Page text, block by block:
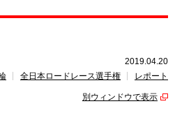
2019.04.20
全日本ロードレース選手権 レポート
別ウィンドウで表示